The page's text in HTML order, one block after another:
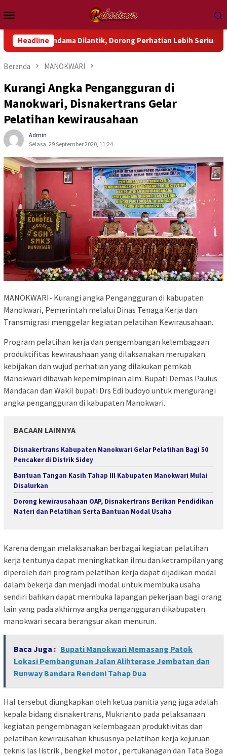
ke
kontenMobile
HeadlineDilantik, Dorong Perhatian Lebih Serius Terhadap Isu
Beranda MANOKWARI
Kurangi Angka Pengangguran di
Manokwari, Disnakertrans Gelar
Pelatihan kewirausahaan
Admin
Selasa, 29 September 2020, 11:24
MANOKWARI- Kurangi angka Pengangguran di kabupaten
Manokwari, Pemerintah melalui Dinas Tenaga Kerja dan
Transmigrasi menggelar kegiatan pelatihan Kewirausahaan.
Program pelatihan kerja dan pengembangan kelembagaan
produktifitas kewiraushaan yang dilaksanakan merupakan
kebijakan dan wujud perhatian yang dilakukan pemkab
Manokwari dibawah kepemimpinan alm. Bupati Demas Paulus
Mandacan dan Wakil bupati Drs Edi budoyo untuk mengurangi
angka pengangguran di kabupaten Manokwari.
BACAAN LAINNYA
Disnakertrans Kabupaten Manokwari Gelar Pelatihan Bagi 50
Pencaker di Distrik Sidey
Bantuan Tangan Kasih Tahap III Kabupaten Manokwari Mulai
Disalurkan
Dorong kewirausahaan OAP, Disnakertrans Berikan Pendidikan
Materi dan Pelatihan Serta Bantuan Modal Usaha
Karena dengan melaksanakan berbagai kegiatan pelatihan
kerja tentunya dapat meningkatkan ilmu dan ketrampilan yang
diperoleh dari program pelatihan kerja dapat dijadikan modal
dalam bekerja dan menjadi modal untuk membuka usaha
sendiri bahkan dapat membuka lapangan pekerjaan bagi orang
lain yang pada akhirnya angka pengangguran dikabupaten
manokwari secara berangsur akan menurun.
Baca Juga : Bupati Manokwari Memasang Patok
Lokasi Pembangunan Jalan Alihterase Jembatan dan
Runway Bandara Rendani Tahap Dua
Hal tersebut diungkapkan oleh ketua panitia yang juga adalah
kepala bidang disnakertrans, Mukrianto pada pelaksanaan
kegiatan pengembnagan kelembagaan produktivitas dan
pelatihan kewirausahan khususnya pelatihan kerja kejuruan
teknis las listrik , bengkel motor , pertukanagan dan Tata Boga